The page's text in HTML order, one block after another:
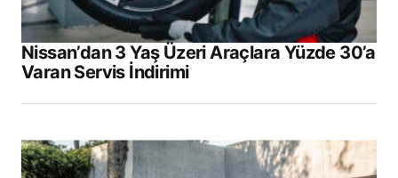
Nissan’dan 3 Yaş Üzeri Araçlara Yüzde 30’a
Varan Servis İndirimi